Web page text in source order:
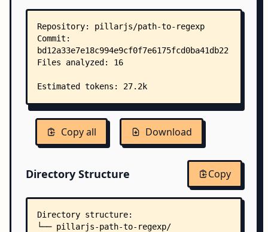
Copy all Download
Directory Structure Copy
Directory structure:
└── pillarjs-path-to-regexp/